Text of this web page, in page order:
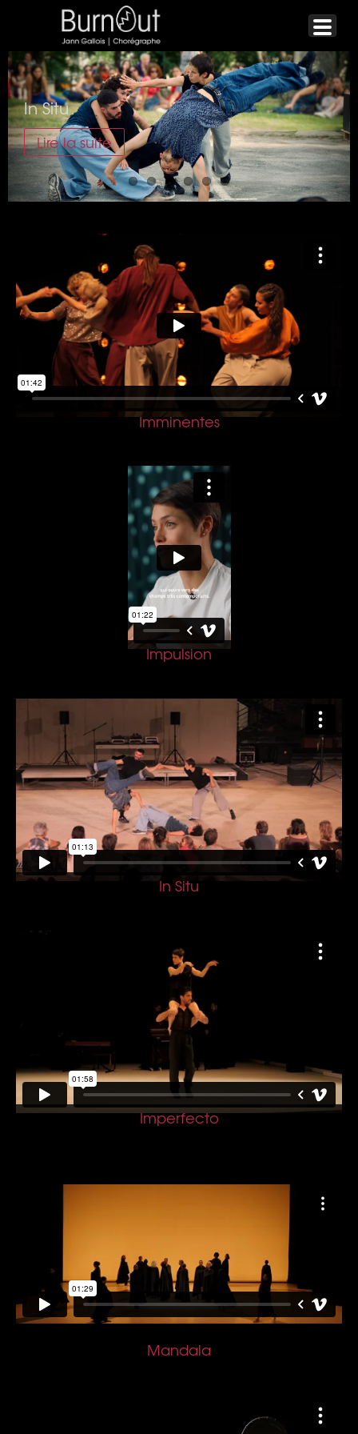
In Situ
Lire la suite
Imminentes
Impulsion
In Situ
Imperfecto
Mandala